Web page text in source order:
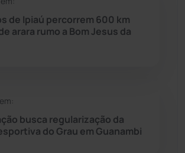
Baiano
de Ipiaú percorrem 600 km
arara rumo a Bom Jesus da
busca regularização da
do Grau em Guanambi